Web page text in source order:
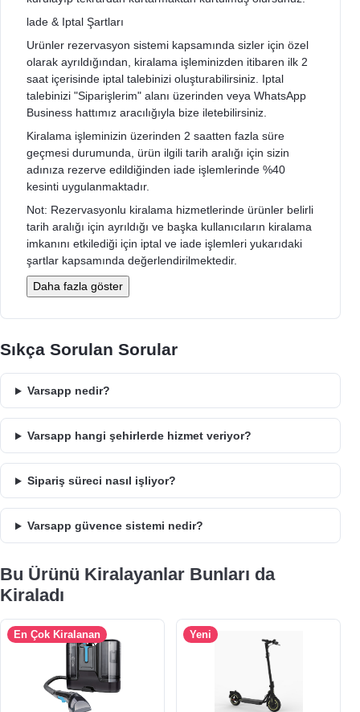
lade & Iptal Şartları
Urünler rezervasyon sistemi kapsamında sizler için özel
olarak ayrıldığından, kiralama işleminizden itibaren ilk 2
saat içerisinde iptal talebinizi oluşturabilirsiniz. Iptal
talebinizi "Siparişlerim" alanı üzerinden veya WhatsApp
Business hattımız aracılığıyla bize iletebilirsiniz.
Kiralama işleminizin üzerinden 2 saatten fazla süre
geçmesi durumunda, ürün ilgili tarih aralığı için sizin
adınıza rezerve edildiğinden iade işlemlerinde %40
kesinti uygulanmaktadır.
Not: Rezervasyonlu kiralama hizmetlerinde ürünler belirli
tarih aralığı için ayrıldığı ve başka kullanıcıların kiralama
imkanını etkilediği için iptal ve iade işlemleri yukarıdaki
şartlar kapsamında değerlendirilmektedir.
Daha fazla göster
Sıkça Sorulan Sorular
Varsapp nedir?
Varsapp hangi şehirlerde hizmet veriyor?
Sipariş süreci nasıl işliyor?
Varsapp güvence sistemi nedir?
Bu Ürünü Kiralayanlar Bunları da
Kiraladı
En Çok Kiralanan Yeni